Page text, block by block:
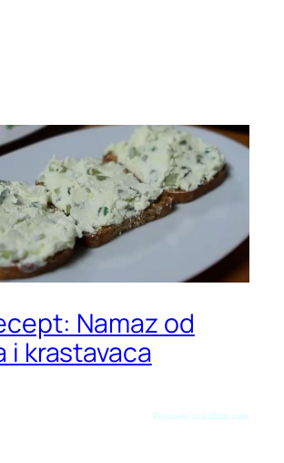
Namaz od
i krastavaca
Preuzeto sa kuhari.com